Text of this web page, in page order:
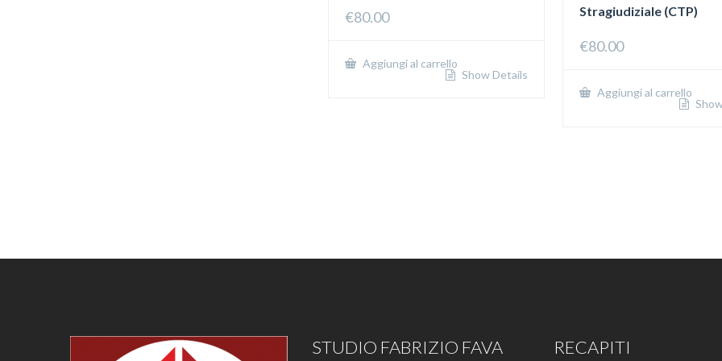
€80.00
Aggiungi al carrello
Show Details
Stragiudiziale (CTP)
€80.00
Aggiungi al carrello
STUDIO FABRIZIO FAVA RECAPITI